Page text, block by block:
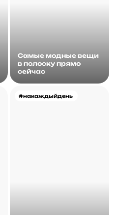
Самые модные вещи
в полоску прямо
сейчас
#накаждыйдень